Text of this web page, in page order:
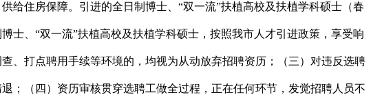
给住房保障。引进的全日制博士、“双一流”扶植高校及扶植学科硕士（春
士、“双一流”扶植高校及扶植学科硕士，按照我市人才引进政策，享受响
、打点聘用手续等环境的，均视为从动放弃招聘资历；（三）对违反选聘
；（四）资历审核贯穿选聘工做全过程，正在任何环节，发觉招聘人员不